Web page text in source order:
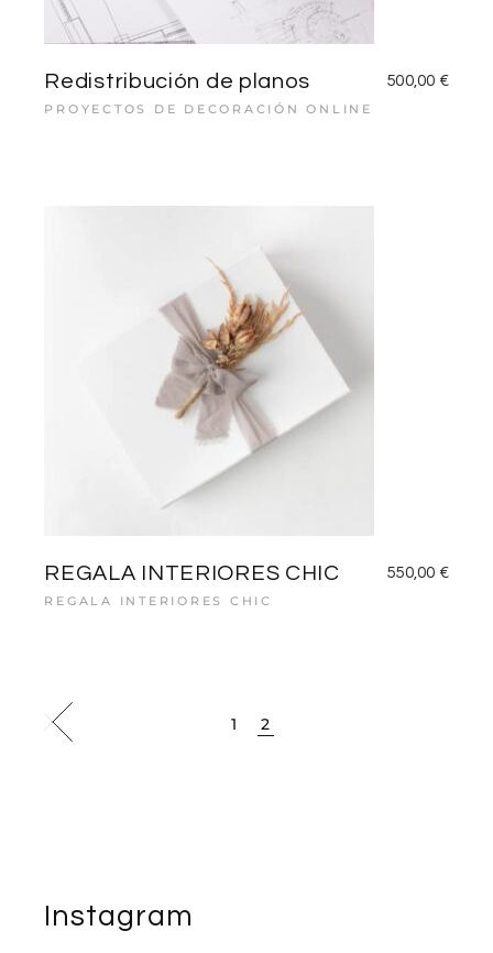
Redistribución de planos 500,00 €
PROYECTOS DE DECORACIÓN ONLINE
REGALA INTERIORES CHIC 550,00 €
REGALA INTERIORES CHIC
1 2
Instagram